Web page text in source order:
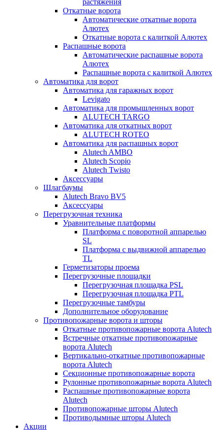
растяжения
Откатные ворота
Автоматические откатные ворота
Алютех
Откатные ворота с калиткой Алютех
Распашные ворота
Автоматические распашные ворота
Алютех
Распашные ворота с калиткой Алютех
Автоматика для ворот
Автоматика для гаражных ворот
Levigato
Автоматика для промышленных ворот
ALUTECH TARGO
Автоматика для откатных ворот
ALUTECH ROTEO
Автоматика для распашных ворот
Alutech AMBO
Alutech Scopio
Alutech Twisto
Аксессуары
Шлагбаумы
Alutech Bravo BV5
Аксессуары
Перегрузочная техника
Уравнительные платформы
Платформа с поворотной аппарелью
SL
Платформа с выдвижной аппарелью
TL
Герметизаторы проема
Перегрузочные площадки
Перегрузочная площадка PSL
Перегрузочная площадка PTL
Перегрузочные тамбуры
Дополнительное оборудование
Противопожарные ворота и шторы
Откатные противопожарные ворота Alutech
Встречные откатные противопожарные
ворота Alutech
Вертикально-откатные противопожарные
ворота Alutech
Секционные противопожарные ворота
Рулонные противопожарные ворота Alutech
Распашные противопожарные ворота
Alutech
Противопожарные шторы Alutech
Противодымные шторы Alutech
Акции